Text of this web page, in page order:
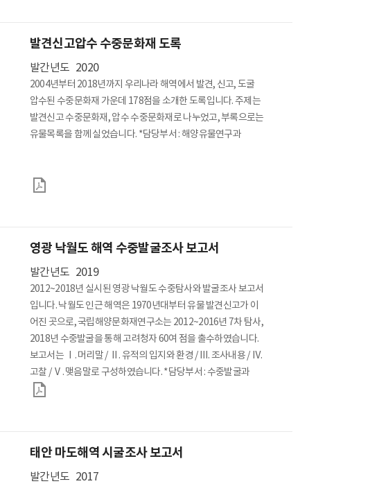
그램 안내
발견신고압수 수중문화재 도록
발간년도 2020
2004년부터 2018년까지 우리나라 해역에서 발견, 신고, 도굴
압수된 수중문화재 가운데 178점을 소개한 도록입니다. 주제는
발견신고 수중문화재, 압수 수중문화재로 나누었고, 부록으로는
유물목록을 함께 실었습니다. *담당부서 : 해양유물연구과
영광 낙월도 해역 수중발굴조사 보고서
발간년도 2019
2012~2018년 실시된 영광 낙월도 수중탐사와 발굴조사 보고서
입니다. 낙월도 인근 해역은 1970년대부터 유물 발견신고가 이
어진 곳으로, 국립해양문화재연구소는 2012~2016년 7차 탐사,
2018년 수중발굴을 통해 고려청자 60여 점을 출수하였습니다.
보고서는 Ⅰ. 머리말 / Ⅱ. 유적의 입지와 환경 / Ⅲ. 조사내용 / Ⅳ.
고찰 / Ⅴ. 맺음말로 구성하였습니다. *담당부서 : 수중발굴과
태안 마도해역 시굴조사 보고서
발간년도 2017